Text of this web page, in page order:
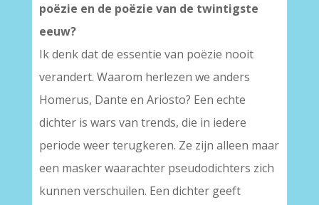
poëzie en de poëzie van de twintigste
eeuw?
Ik denk dat de essentie van poëzie nooit
verandert. Waarom herlezen we anders
Homerus, Dante en Ariosto? Een echte
dichter is wars van trends, die in iedere
periode weer terugkeren. Ze zijn alleen maar
een masker waarachter pseudodichters zich
kunnen verschuilen. Een dichter geeft